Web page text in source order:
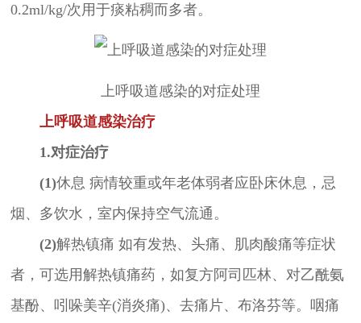
0.2ml/kg/次用于痰粘稠而多者。
上呼吸道感染的对症处理
上呼吸道感染治疗
1.对症治疗
(1)休息 病情较重或年老体弱者应卧床休息，忌
烟、多饮水，室内保持空气流通。
(2)解热镇痛 如有发热、头痛、肌肉酸痛等症状
者，可选用解热镇痛药，如复方阿司匹林、对乙酰氨
基酚、吲哚美辛(消炎痛)、去痛片、布洛芬等。咽痛